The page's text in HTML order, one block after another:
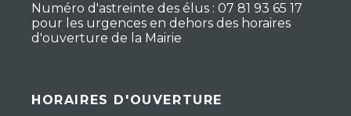
Numéro d'astreinte des élus : 07 81 93 65 17
pour les urgences en dehors des horaires
d'ouverture de la Mairie
HORAIRES D'OUVERTURE